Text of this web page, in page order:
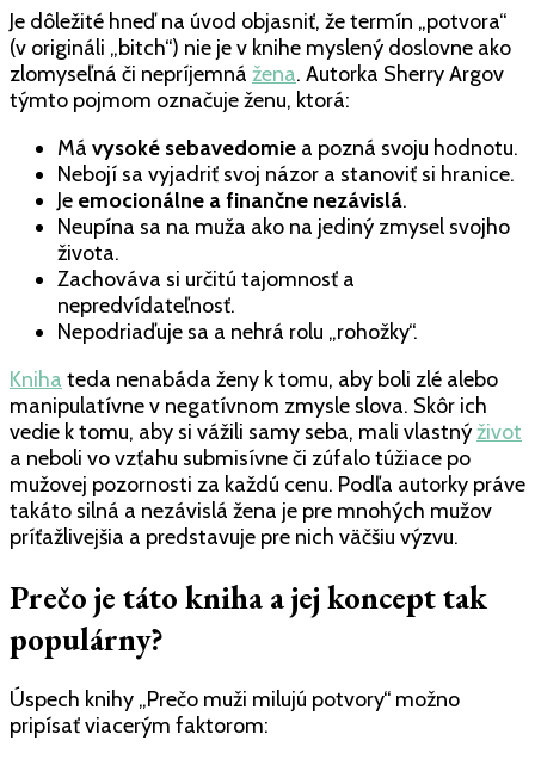
Je dôležité hneď na úvod objasniť, že termín „potvora“
(v origináli „bitch“) nie je v knihe myslený doslovne ako
zlomyseľná či nepríjemná žena. Autorka Sherry Argov
týmto pojmom označuje ženu, ktorá:
Má vysoké sebavedomie a pozná svoju hodnotu.
Nebojí sa vyjadriť svoj názor a stanoviť si hranice.
Je emocionálne a finančne nezávislá.
Neupína sa na muža ako na jediný zmysel svojho
života.
Zachováva si určitú tajomnosť a
nepredvídateľnosť.
Nepodriaďuje sa a nehrá rolu „rohožky“.
Kniha teda nenabáda ženy k tomu, aby boli zlé alebo
manipulatívne v negatívnom zmysle slova. Skôr ich
vedie k tomu, aby si vážili samy seba, mali vlastnýživot
a neboli vo vzťahu submisívne či zúfalo túžiace po
mužovej pozornosti za každú cenu. Podľa autorky práve
takáto silná a nezávislá žena je pre mnohých mužov
príťažlivejšia a predstavuje pre nich väčšiu výzvu.
Prečo je táto kniha a jej koncept tak
populárny?
Úspech knihy „Prečo muži milujú potvory“ možno
pripísať viacerým faktorom: